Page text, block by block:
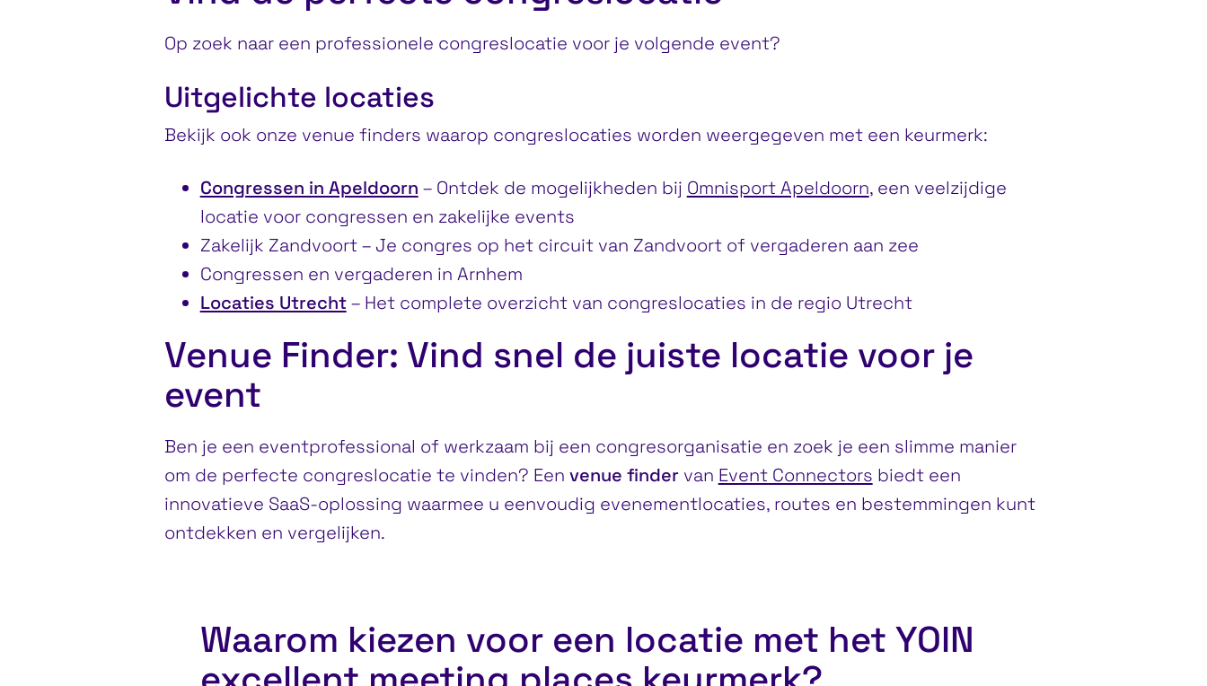
Op zoek naar een professionele congreslocatie voor je volgende event?
Uitgelichte locaties
Bekijk ook onze venue finders waarop congreslocaties worden weergegeven met een keurmerk:
Congressen in Apeldoorn – Ontdek de mogelijkheden bij Omnisport Apeldoorn, een veelzijdige
locatie voor congressen en zakelijke events
Zakelijk Zandvoort – Je congres op het circuit van Zandvoort of vergaderen aan zee
Congressen en vergaderen in Arnhem
Locaties Utrecht– Het complete overzicht van congreslocaties in de regio Utrecht
Venue Finder: Vind snel de juiste locatie voor je
event
Ben je een eventprofessional of werkzaam bij een congresorganisatie en zoek je een slimme manier
om de perfecte congreslocatie te vinden? Een venue findervan Event Connectors biedt een
innovatieve SaaS-oplossing waarmee u eenvoudig evenementlocaties, routes en bestemmingen kunt
ontdekken en vergelijken.
Waarom kiezen voor een locatie met het YOIN